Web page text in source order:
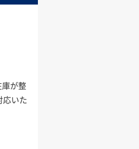
が整
応いた